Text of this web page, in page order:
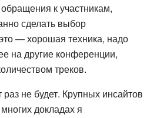
к участникам,
сделать выбор
— хорошая техника, надо
на другие конференции,
треков.
не будет. Крупных инсайтов
докладах я